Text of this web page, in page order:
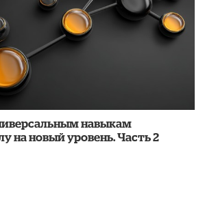
навыкам
на новый уровень. Часть 2